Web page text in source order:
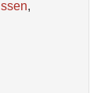
,